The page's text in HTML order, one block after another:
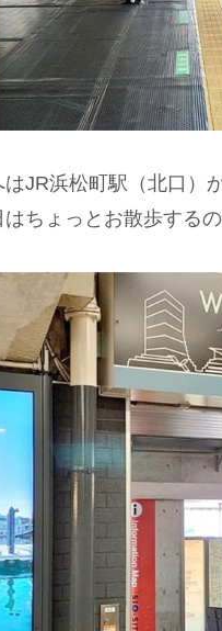
JR浜松町駅（北口
ちょっとお散歩するの